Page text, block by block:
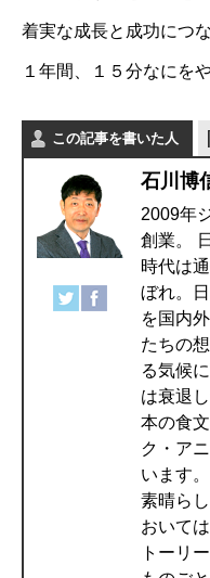
着実な成長と成功につ
１年間、１５分なにを
この記事を書いた人
石川博
2009年
創業。
時代は
ぼれ。
を国内
たちの
る気候
は衰退
本の食
ク・ア
います
素晴ら
おいて
トーリ